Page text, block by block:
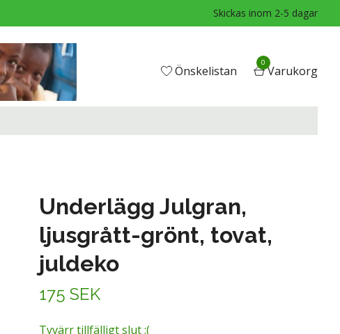
Skickas inom 2-5 dagar
Önskelistan
0
Varukorg
Underlägg Julgran,
ljusgrått-grönt, tovat,
juldeko
175 SEK
Tyvärr tillfälligt slut :(